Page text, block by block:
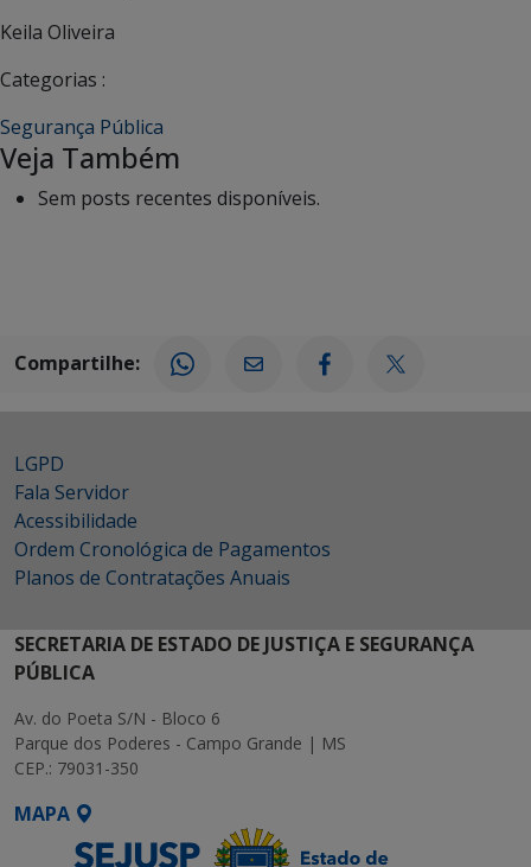
Keila Oliveira
Categorias :
Segurança Pública
Veja Também
Sem posts recentes disponíveis.
Compartilhe:
LGPD
Fala Servidor
Acessibilidade
Ordem Cronológica de Pagamentos
Planos de Contratações Anuais
SECRETARIA DE ESTADO DE JUSTIÇA E SEGURANÇA
PÚBLICA
Av. do Poeta S/N - Bloco 6
Parque dos Poderes - Campo Grande | MS
CEP.: 79031-350
MAPA